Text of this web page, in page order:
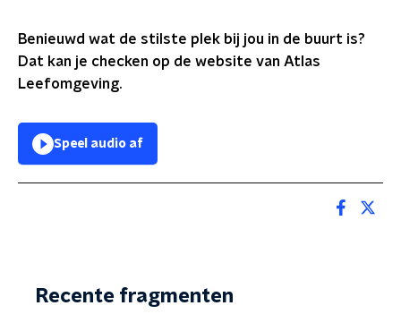
Benieuwd wat de stilste plek bij jou in de buurt is?
Dat kan je checken op de website van Atlas
Leefomgeving.
Speel audio af
Recente fragmenten